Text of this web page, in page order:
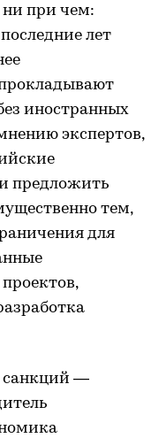
ни при чем:
лет
иностранных
экспертов,
предложить
тем,
для
санкций —